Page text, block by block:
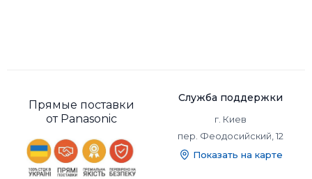
кондиционеров
Panasonic. Функционал
и стиль для любого
помещения
Прямые поставки
от Panasonic
Служба поддержки
г. Киев
пер. Феодосийский, 12
Показать на карте